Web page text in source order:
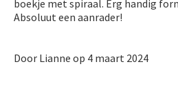
boekje met spiraal. Erg handig
Absoluut een aanrader!
Door Lianne op 4 maart 2024